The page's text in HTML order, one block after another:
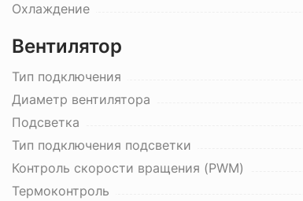
Охлаждение
Вентилятор
Тип подключения
Диаметр вентилятора
Подсветка
Тип подключения подсветки
Контроль скорости вращения (PWM)
Термоконтроль